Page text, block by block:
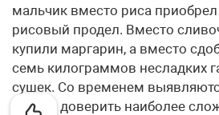
мальчик вместо риса
рисовый продел. Вместо
купили маргарин, а вместо
семь килограммов несладких
сушек. Со временем
можно доверить наиболее